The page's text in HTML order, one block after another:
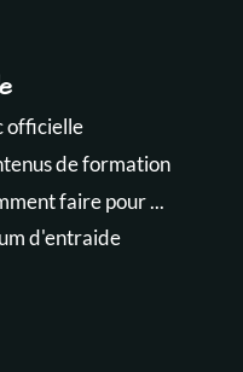
officielle
de formation
faire pour ...
d'entraide